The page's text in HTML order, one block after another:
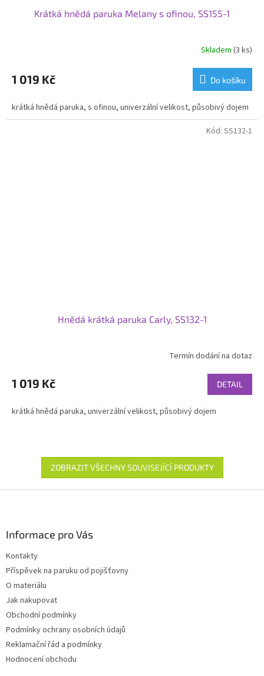
Krátká hnědá paruka Melany s ofinou, SS155-1
Skladem (3 ks)
1 019 Kč Do košíku
krátká hnědá paruka, s ofinou, univerzální velikost, působivý dojem
Hnědá krátká paruka Carly, SS132-1
Termín dodání na dotaz
1 019 Kč DETAIL
krátká hnědá paruka, univerzální velikost, působivý dojem
Kód: SS132-1
ZOBRAZIT VŠECHNY SOUVISEJÍCÍ PRODUKTY
Informace pro Vás
Kontakty
Příspěvek na paruku od pojišťovny
O materiálu
Jak nakupovat
Obchodní podmínky
Podmínky ochrany osobních údajů
Reklamační řád a podmínky
Hodnocení obchodu